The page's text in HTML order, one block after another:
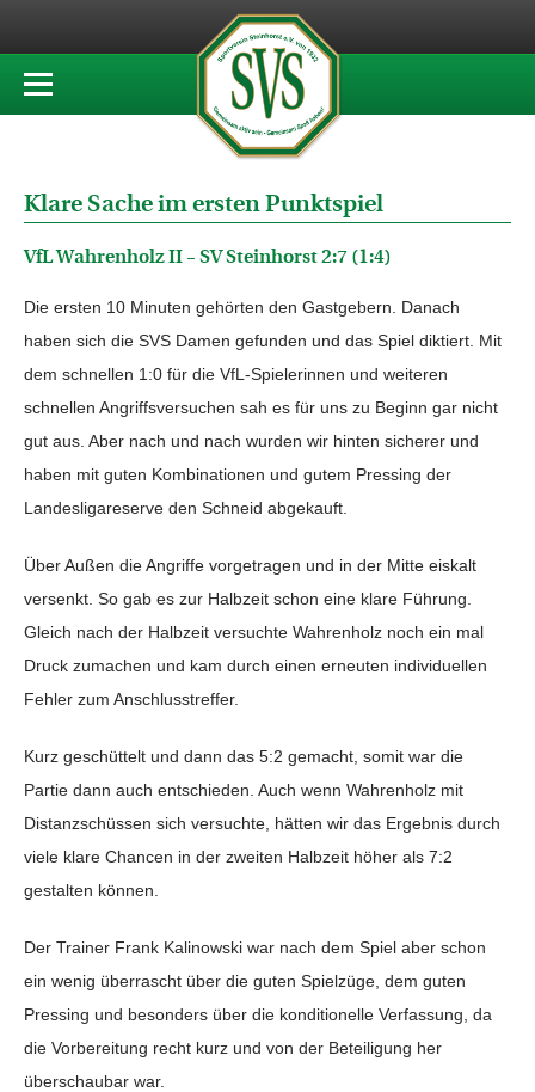
Klare Sache im ersten Punktspiel
VfL Wahrenholz II – SV Steinhorst 2:7 (1:4)
Die ersten 10 Minuten gehörten den Gastgebern. Danach
haben sich die SVS Damen gefunden und das Spiel diktiert. Mit
dem schnellen 1:0 für die VfL-Spielerinnen und weiteren
schnellen Angriffsversuchen sah es für uns zu Beginn gar nicht
gut aus. Aber nach und nach wurden wir hinten sicherer und
haben mit guten Kombinationen und gutem Pressing der
Landesligareserve den Schneid abgekauft.
Über Außen die Angriffe vorgetragen und in der Mitte eiskalt
versenkt. So gab es zur Halbzeit schon eine klare Führung.
Gleich nach der Halbzeit versuchte Wahrenholz noch ein mal
Druck zumachen und kam durch einen erneuten individuellen
Fehler zum Anschlusstreffer.
Kurz geschüttelt und dann das 5:2 gemacht, somit war die
Partie dann auch entschieden. Auch wenn Wahrenholz mit
Distanzschüssen sich versuchte, hätten wir das Ergebnis durch
viele klare Chancen in der zweiten Halbzeit höher als 7:2
gestalten können.
Der Trainer Frank Kalinowski war nach dem Spiel aber schon
ein wenig überrascht über die guten Spielzüge, dem guten
Pressing und besonders über die konditionelle Verfassung, da
die Vorbereitung recht kurz und von der Beteiligung her
überschaubar war.